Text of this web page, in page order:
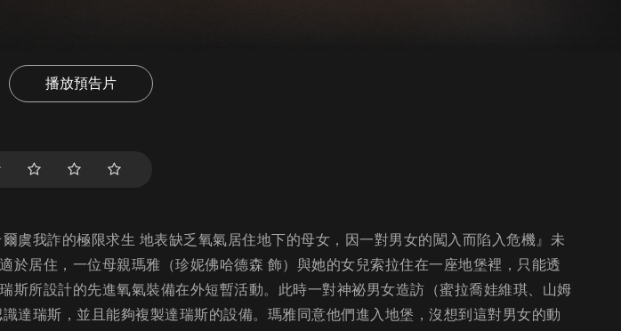
播放預告片
虞我詐的極限求生 地表缺乏氧氣居住地下的母女，因一對男女的闖入而陷入危機』未
於居住，一位母親瑪雅（珍妮佛哈德森 飾）與她的女兒索拉住在一座地堡裡，只能透
所設計的先進氧氣裝備在外短暫活動。此時一對神祕男女造訪（蜜拉喬娃維琪、山姆
達瑞斯，並且能夠複製達瑞斯的設備。瑪雅同意他們進入地堡，沒想到這對男女的動